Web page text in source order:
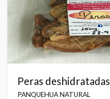
Peras deshidratadas
PANQUEHUA NATURAL